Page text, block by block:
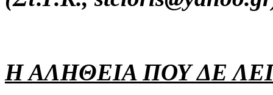
Η ΑΛΗΘΕΙΑ ΠΟΥ ΔΕ